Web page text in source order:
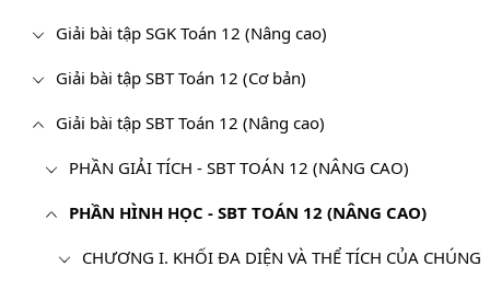
Giải bài tập SGK Toán 12 (Nâng cao)
Giải bài tập SBT Toán 12 (Cơ bản)
Giải bài tập SBT Toán 12 (Nâng cao)
PHẦN GIẢI TÍCH - SBT TOÁN 12 (NÂNG CAO)
PHẦN HÌNH HỌC - SBT TOÁN 12 (NÂNG CAO)
CHƯƠNG I. KHỐI ĐA DIỆN VÀ THỂ TÍCH CỦA CHÚNG